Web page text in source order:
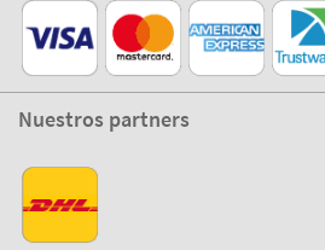
Nuestros partners